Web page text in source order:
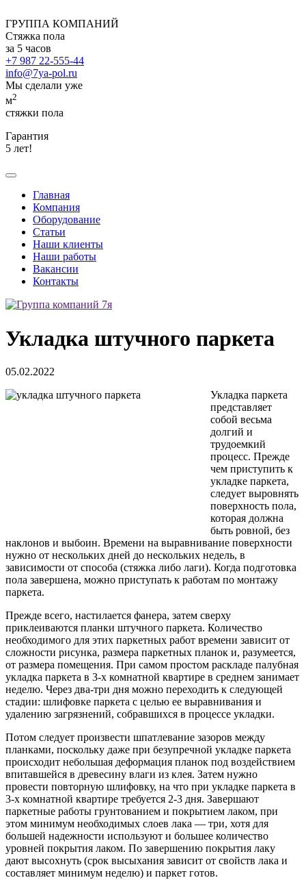
ГРУППА КОМПАНИЙ
Стяжка пола
за 5 часов
+7 987 22-555-44
info@7ya-pol.ru
Мы сделали уже
м2
стяжки пола
Гарантия
5 лет!
Главная
Компания
Оборудование
Статьи
Наши клиенты
Наши работы
Вакансии
Контакты
Укладка штучного паркета
05.02.2022
Укладка паркета
представляет
собой весьма
долгий и
трудоемкий
процесс. Прежде
чем приступить к
укладке паркета,
следует выровнять
поверхность пола,
которая должна
быть ровной, без
наклонов и выбоин. Времени на выравнивание поверхности
нужно от нескольких дней до нескольких недель, в
зависимости от способа (стяжка либо лаги). Когда подготовка
пола завершена, можно приступать к работам по монтажу
паркета.
Прежде всего, настилается фанера, затем сверху
приклеиваются планки штучного паркета. Количество
необходимого для этих паркетных работ времени зависит от
сложности рисунка, размера паркетных планок и, разумеется,
от размера помещения. При самом простом раскладе палубная
укладка паркета в 3-х комнатной квартире в среднем занимает
неделю. Через два-три дня можно переходить к следующей
стадии: шлифовке паркета с целью ее выравнивания и
удалению загрязнений, собравшихся в процессе укладки.
Потом следует произвести шпатлевание зазоров между
планками, поскольку даже при безупречной укладке паркета
происходит небольшая деформация планок под воздействием
впитавшейся в древесину влаги из клея. Затем нужно
провести повторную шлифовку, на что при укладке паркета в
3-х комнатной квартире требуется 2-3 дня. Завершают
паркетные работы грунтованием и покрытием лаком, при
этом минимум необходимых слоев лака — три, хотя для
большей надежности используют и большее количество
уровней покрытия лаком. По завершению покрытия лаку
дают высохнуть (срок высыхания зависит от свойств лака и
составляет минимум неделю) и паркет готов.